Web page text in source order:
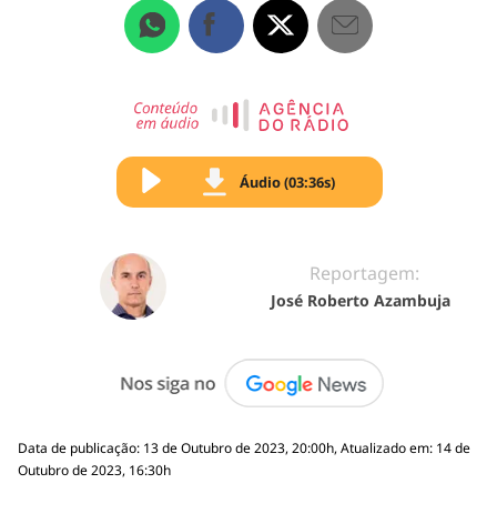
Áudio (03:36s)
Reportagem:
José Roberto Azambuja
Data de publicação: 13 de Outubro de 2023, 20:00h, Atualizado em: 14 de
Outubro de 2023, 16:30h